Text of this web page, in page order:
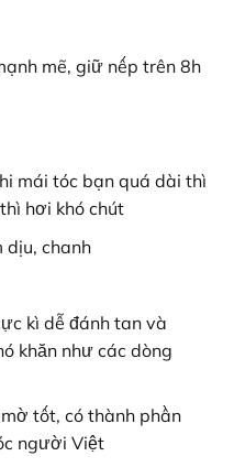
mẽ, giữ nếp trên 8h
mái tóc bạn quá dài thì
hơi khó chút
dịu, chanh
kì dễ đánh tan và
khăn như các dòng
tốt, có thành phần
người Việt